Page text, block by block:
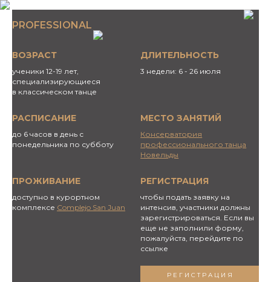
PROFESSIONAL
ВОЗРАСТ
ученики 12-19 лет,
специализирующиеся
в классическом танце
ДЛИТЕЛЬНОСТЬ
3 недели: 6 - 26 июля
РАСПИСАНИЕ
до 6 часов в день с
понедельника по субботу
МЕСТО ЗАНЯТИЙ
Консерватория
профессионального танца
Новельды
ПРОЖИВАНИЕ
доступно в курортном
комплексе Complejo San Juan
РЕГИСТРАЦИЯ
чтобы подать заявку на
интенсив, участники должны
зарегистрироваться. Если вы
еще не заполнили форму,
пожалуйста, перейдите по
ссылке
РЕГИСТРАЦИЯ